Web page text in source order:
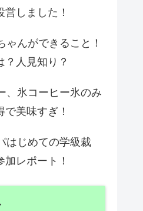
しました！
ゃんができること！
？人見知り？
、氷コーヒー氷のみ
美味すぎ！
はじめての学級裁
レポート！